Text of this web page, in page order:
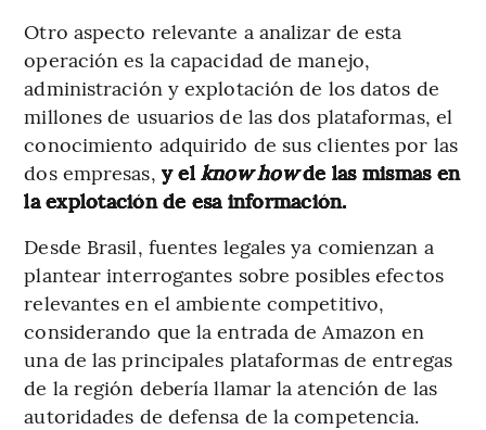
Otro aspecto relevante a analizar de esta
operación es la capacidad de manejo,
administración y explotación de los datos de
millones de usuarios de las dos plataformas, el
conocimiento adquirido de sus clientes por las
dos empresas, y el know howde las mismas en
la explotación de esa información.
Desde Brasil, fuentes legales ya comienzan a
plantear interrogantes sobre posibles efectos
relevantes en el ambiente competitivo,
considerando que la entrada de Amazon en
una de las principales plataformas de entregas
de la región debería llamar la atención de las
autoridades de defensa de la competencia.